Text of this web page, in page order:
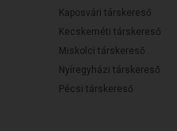
Kaposvári társkereső
Kecskeméti társkereső
Miskolci társkereső
Nyíregyházi társkereső
Pécsi társkereső